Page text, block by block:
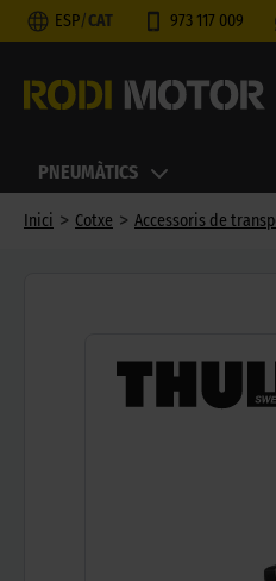
ESP/CAT 973 117 009
PNEUMÀTICS
Inici > Cotxe > Accessoris de